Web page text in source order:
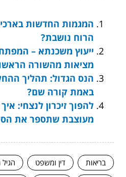
המגמות החדשות
הרוח נושבת?
ייעוץ משכנתא –
מציאות מהשורה
הנס הגדול: תהליך
באמת קורה שם?
להפוך זיכרון לנצחי:
מעוצבת שתספר את
בריאות דין ומשפט